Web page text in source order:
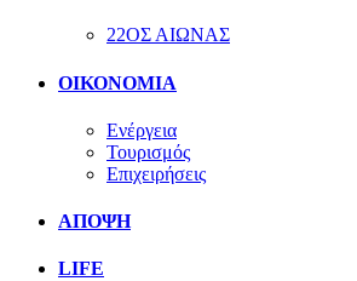
22ΟΣ ΑΙΩΝΑΣ
ΟΙΚΟΝΟΜΙΑ
Ενέργεια
Τουρισμός
Επιχειρήσεις
ΑΠΟΨΗ
LIFE